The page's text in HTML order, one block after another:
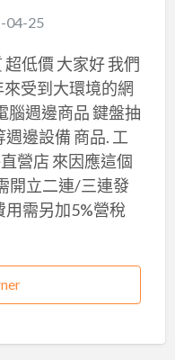
04-25
低價 大家好 我們
受到大環境的網
腦週邊商品 鍵盤抽
邊設備 商品. 工
營店 來因應這個
開立二連/三連發
用需另加5%營稅